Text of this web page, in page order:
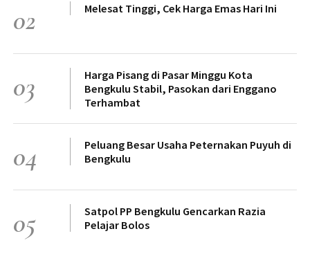
02 Melesat Tinggi, Cek Harga Emas Hari Ini
03
Harga Pisang di Pasar Minggu Kota
Bengkulu Stabil, Pasokan dari Enggano
Terhambat
04
Peluang Besar Usaha Peternakan Puyuh di
Bengkulu
05
Satpol PP Bengkulu Gencarkan Razia
Pelajar Bolos